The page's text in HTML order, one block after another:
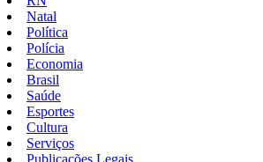
Natal
Política
Polícia
Economia
Brasil
Saúde
Esportes
Cultura
Serviços
Publicações Legais